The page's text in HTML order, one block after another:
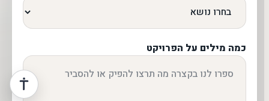
כמה מילים על הפרויקט